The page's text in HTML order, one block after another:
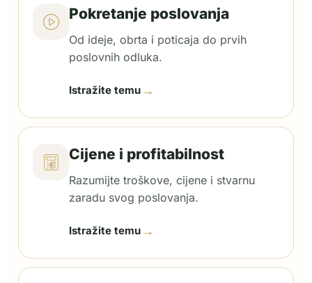
Pokretanje poslovanja
Od ideje, obrta i poticaja do prvih
poslovnih odluka.
Istražite temu →
Cijene i profitabilnost
Razumijte troškove, cijene i stvarnu
zaradu svog poslovanja.
Istražite temu →